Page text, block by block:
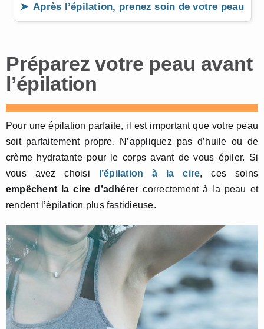
Après l’épilation, prenez soin de votre peau
Préparez votre peau avant
l’épilation
Pour une épilation parfaite, il est important que votre peau
soit parfaitement propre. N’appliquez pas d’huile ou de
crème hydratante pour le corps avant de vous épiler. Si
vous avez choisi
l’épilation à la cire, ces soins
empêchent la cire d’adhérer correctement à la peau et
rendent l’épilation plus fastidieuse.